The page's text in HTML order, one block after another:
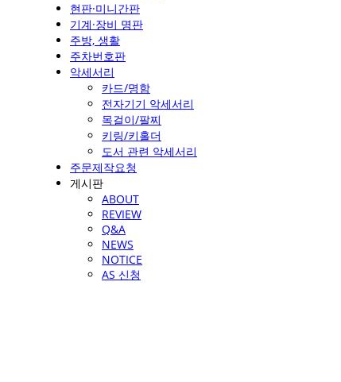
현판·미니간판
기계·장비 명판
주방, 생활
주차번호판
악세서리
카드/명함
전자기기 악세서리
목걸이/팔찌
키링/키홀더
도서 관련 악세서리
주문제작요청
게시판
ABOUT
REVIEW
Q&A
NEWS
NOTICE
AS 신청